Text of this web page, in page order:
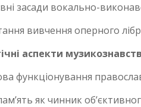
засади вокально-
вивчення оперного
аспекти
функціонування
як чинник